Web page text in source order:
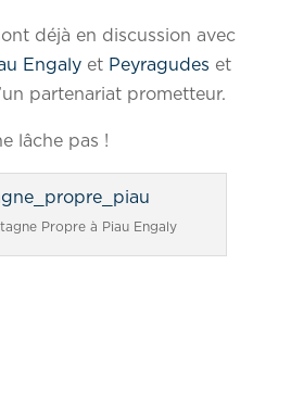
déjà en discussion avec
Engalyet Peyragudes et
partenariat prometteur.
lâche pas !
Propre à Piau Engaly